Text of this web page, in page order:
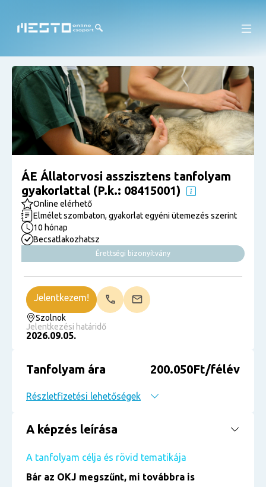
ÁE Állatorvosi asszisztens tanfolyam
gyakorlattal (P.k.: 08415001)
Online elérhető
Elmélet szombaton, gyakorlat egyéni ütemezés szerint
10 hónap
Becsatlakozhatsz
Érettségi bizonyítvány
Szolnok
Jelentkezési határidő
2026.09.05.
Jelentkezem!
Tanfolyam ára 200.050Ft/félév
Részletfizetési lehetőségek
A képzés leírása
A tanfolyam célja és rövid tematikája
Bár az OKJ megszűnt, mi továbbra is